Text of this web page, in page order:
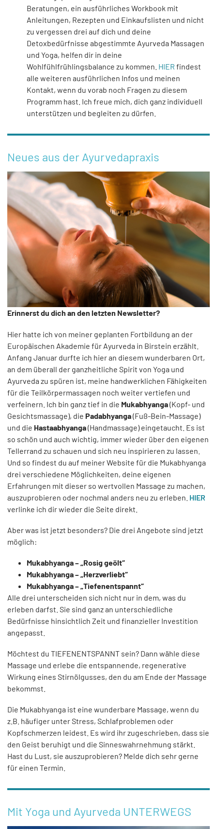
Beratungen, ein ausführliches Workbook mit
Anleitungen, Rezepten und Einkaufslisten und nicht
zu vergessen drei auf dich und deine
Detoxbedürfnisse abgestimmte Ayurveda Massagen
und Yoga, helfen dir in deine
Wohlfühlfrühlingsbalance zu kommen. HIER findest
alle weiteren ausführlichen Infos und meinen
Kontakt, wenn du vorab noch Fragen zu diesem
Programm hast. Ich freue mich, dich ganz individuell
unterstützen und begleiten zu dürfen.
Neues aus der Ayurvedapraxis
Erinnerst du dich an den letzten Newsletter?
Hier hatte ich von meiner geplanten Fortbildung an der
Europäischen Akademie für Ayurveda in Birstein erzählt.
Anfang Januar durfte ich hier an diesem wunderbaren Ort,
an dem überall der ganzheitliche Spirit von Yoga und
Ayurveda zu spüren ist, meine handwerklichen Fähigkeiten
für die Teilkörpermassagen noch weiter vertiefen und
verfeinern. Ich bin ganz tief in die Mukabhyanga(Kopf- und
Gesichtsmassage), die Padabhyanga(Fuß-Bein-Massage)
und die Hastaabhyanga(Handmassage) eingetaucht. Es ist
so schön und auch wichtig, immer wieder über den eigenen
Tellerrand zu schauen und sich neu inspirieren zu lassen.
Und so findest du auf meiner Website für die Mukabhyanga
drei verschiedene Möglichkeiten, deine eigenen
Erfahrungen mit dieser so wertvollen Massage zu machen,
auszuprobieren oder nochmal anders neu zu erleben. HIER
verlinke ich dir wieder die Seite direkt.
Aber was ist jetzt besonders? Die drei Angebote sind jetzt
möglich:
Mukabhyanga – „Rosig geölt“
Mukabhyanga – „Herzverliebt“
Mukabhyanga – „Tiefenentspannt“
Alle drei unterscheiden sich nicht nur in dem, was du
erleben darfst. Sie sind ganz an unterschiedliche
Bedürfnisse hinsichtlich Zeit und finanzieller Investition
angepasst.
Möchtest du TIEFENENTSPANNT sein? Dann wähle diese
Massage und erlebe die entspannende, regenerative
Wirkung eines Stirnölgusses, den du am Ende der Massage
bekommst.
Die Mukabhyanga ist eine wunderbare Massage, wenn du
z.B. häufiger unter Stress, Schlafproblemen oder
Kopfschmerzen leidest. Es wird ihr zugeschrieben, dass sie
den Geist beruhigt und die Sinneswahrnehmung stärkt.
Hast du Lust, sie auszuprobieren? Melde dich sehr gerne
für einen Termin.
Mit Yoga und Ayurveda UNTERWEGS